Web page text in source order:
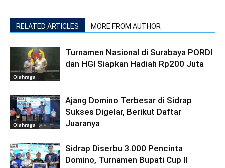
RELATED ARTICLES MORE FROM AUTHOR
Olahraga
Turnamen Nasional di Surabaya PORDI
dan HGI Siapkan Hadiah Rp200 Juta
Olahraga
Ajang Domino Terbesar di Sidrap
Sukses Digelar, Berikut Daftar
Juaranya
Sidrap Diserbu 3.000 Pencinta
Domino, Turnamen Bupati Cup II